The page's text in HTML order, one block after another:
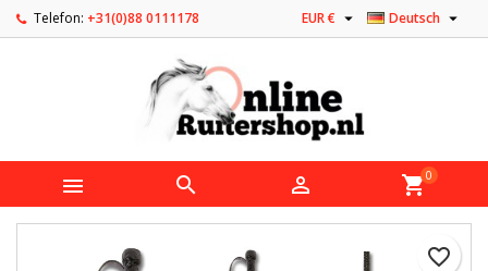
Telefon: +31(0)88 0111178 Deutsch 
EUR € 
   shopping_cart0
favorite_border